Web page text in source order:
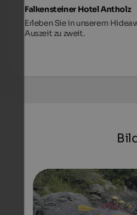
Falkensteiner Hotel Antholz
Erleben Sie in unserem
Auszeit zu zweit.